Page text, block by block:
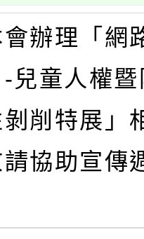
辦理「網
-兒童人權
剝削特展」
協助宣傳